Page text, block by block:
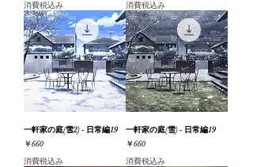
消費税込み
消費税込み
一軒家の庭(雪2) - 日常編19
価格
￥660
消費税込み
一軒家の庭(雪) - 日常編19
価格
￥660
消費税込み